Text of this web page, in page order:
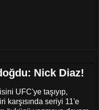
Nick Diaz!
UFC'ye taşıyıp,
karşısında seriyi 11'e